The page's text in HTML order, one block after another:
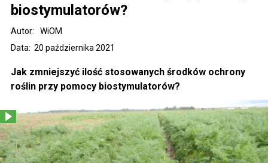
biostymulatorów?
Data: 20 października 2021
Autor: WiOM
Jak zmniejszyć ilość stosowanych środków ochrony
roślin przy pomocy biostymulatorów?